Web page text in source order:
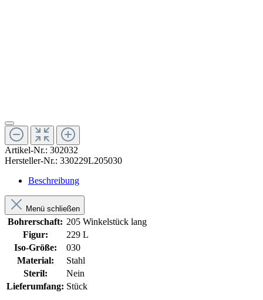
Artikel-Nr.: 302032
Hersteller-Nr.: 330229L205030
Beschreibung
Menü schließen
Bohrerschaft: 205 Winkelstück lang
Figur:
229 L
Iso-Größe:
030
Material:
Stahl
Steril:
Nein
Lieferumfang: Stück